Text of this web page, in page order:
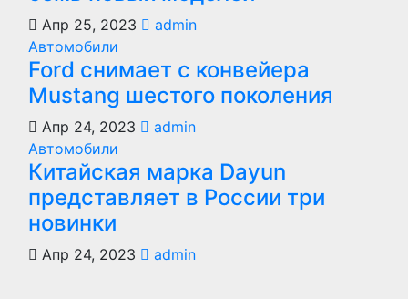
Апр 25, 2023
admin
Автомобили
Ford снимает с конвейера
Mustang шестого поколения
Апр 24, 2023
admin
Автомобили
Китайская марка Dayun
представляет в России три
новинки
Апр 24, 2023 admin